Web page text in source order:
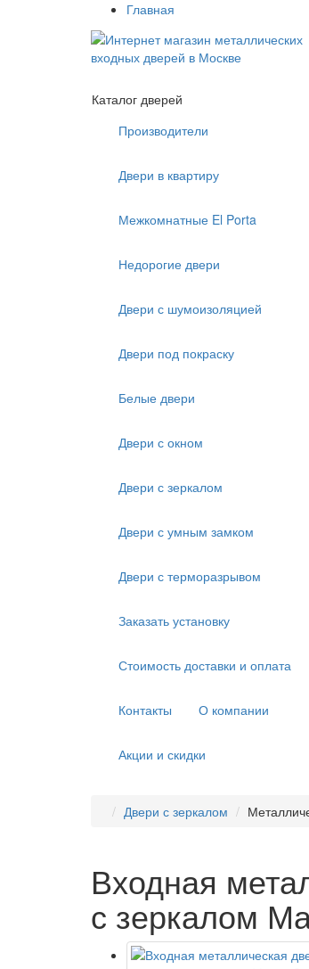
Главная
Каталог дверей
Производители
Двери в квартиру
Межкомнатные El Porta
Недорогие двери
Двери с шумоизоляцией
Двери под покраску
Белые двери
Двери с окном
Двери с зеркалом
Двери с умным замком
Двери с терморазрывом
Заказать установку
Стоимость доставки и оплата
Контакты О компании
Акции и скидки
Двери с зеркалом
Входная
с зеркалом